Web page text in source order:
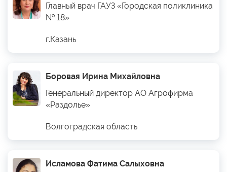
Главный врач ГАУЗ «Городская поликлиника
№ 18»
г.Казань
Боровая Ирина Михайловна
Генеральный директор АО Агрофирма
«Раздолье»
Волгоградская область
Исламова Фатима Салыховна